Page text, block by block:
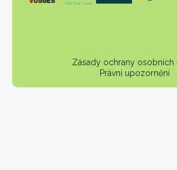
Zásady ochrany osobních
Právní upozornění